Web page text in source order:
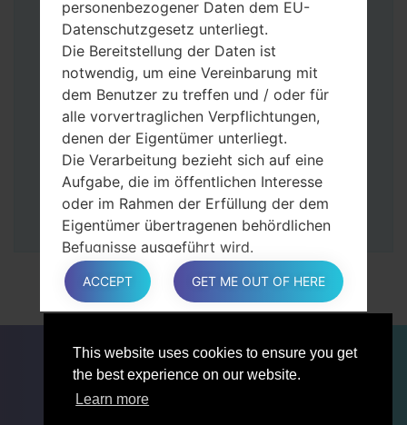
This website uses cookies to ensure you get
the best experience on our website.
Learn more
Tasten gedrückt.
Dann schließen Sie das Telefon an den PC
an, das Programm Odin erkennt Ihr Gerät
und „COM port number“ wird auf dem
Bildschirm angezeigt.
Geben Sie nur die „F. Reset”-Zeit und
„Auto-Rebot“ an.
Zum Schluss klicken Sie „Start“-Taste auf.
Ihr Gerät wird neu gestartet und von PC
getrennt.
personenbezogener Daten dem EU-
Datenschutzgesetz unterliegt.
Die Bereitstellung der Daten ist
notwendig, um eine Vereinbarung mit
dem Benutzer zu treffen und / oder für
alle vorvertraglichen Verpflichtungen,
denen der Eigentümer unterliegt.
Die Verarbeitung bezieht sich auf eine
Aufgabe, die im öffentlichen Interesse
oder im Rahmen der Erfüllung der dem
Eigentümer übertragenen behördlichen
Befugnisse ausgeführt wird.
Die Verarbeitung ist für berechtigte
Interessen des Eigentümers oder eines
Dritten erforderlich.
bei der Erläuterung des für die
Verarbeitung geltenden rechtlichen
Rahmens und insbesondere, ob die
ACCEPT GET ME OUT OF HERE